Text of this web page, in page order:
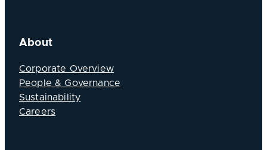
About
Corporate Overview
People & Governance
Sustainability
Careers